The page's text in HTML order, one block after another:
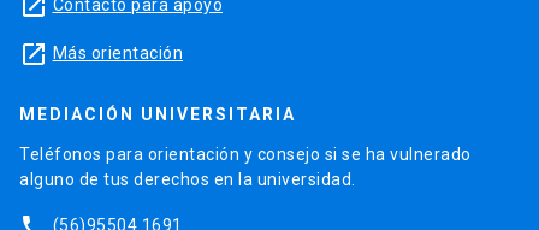
launch Contacto para apoyo
launch Más orientación
MEDIACIÓN UNIVERSITARIA
Teléfonos para orientación y consejo si se ha vulnerado
alguno de tus derechos en la universidad.
(56)95504 1691